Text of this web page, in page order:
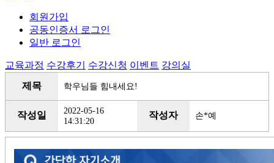
회원가입
공동인증서 로그인
일반 로그인
교육과정 수강후기 수강신청 이벤트 강의실
제목
학우님들 힘내세요!
작성일
2022-05-16
14:31:20
작성자 손*예